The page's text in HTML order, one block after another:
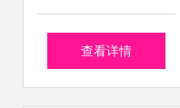
绘数据新篇 帆软软
查看详情